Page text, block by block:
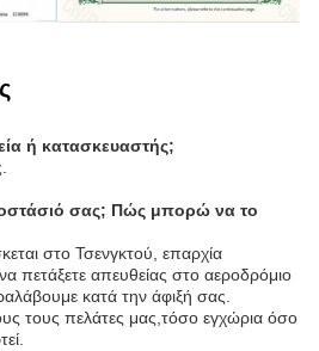
ή κατασκευαστής;
σας; Πώς μπορώ να το
στο Τσενγκτού, επαρχία
πετάξετε απευθείας στο αεροδρόμιο
κατά την άφιξή σας.
τους πελάτες μας,τόσο εγχώρια όσο